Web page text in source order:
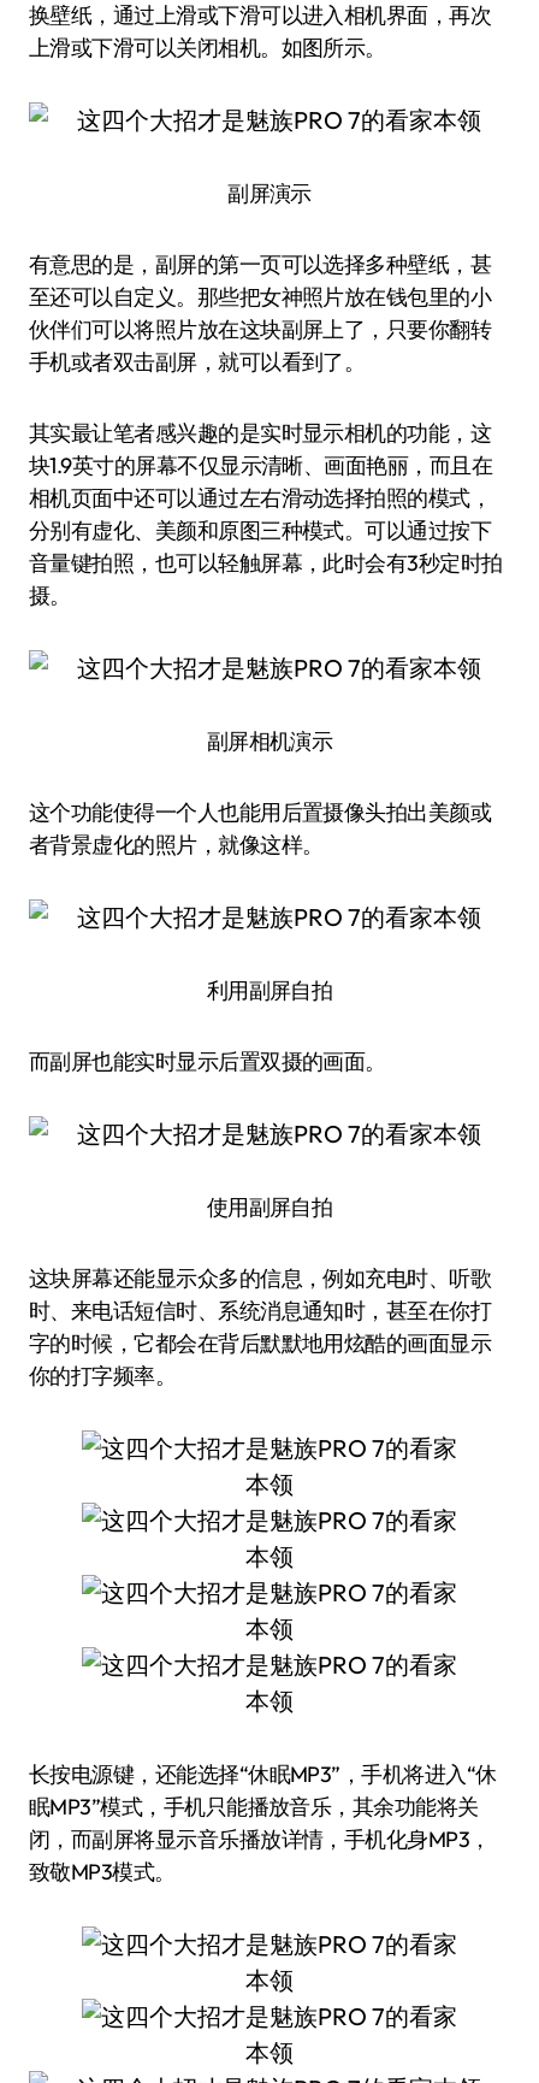
换壁纸，通过上滑或下滑可以进入相机界面，再次
上滑或下滑可以关闭相机。如图所示。
副屏演示
有意思的是，副屏的第一页可以选择多种壁纸，甚
至还可以自定义。那些把女神照片放在钱包里的小
伙伴们可以将照片放在这块副屏上了，只要你翻转
手机或者双击副屏，就可以看到了。
其实最让笔者感兴趣的是实时显示相机的功能，这
块1.9英寸的屏幕不仅显示清晰、画面艳丽，而且在
相机页面中还可以通过左右滑动选择拍照的模式，
分别有虚化、美颜和原图三种模式。可以通过按下
音量键拍照，也可以轻触屏幕，此时会有3秒定时拍
摄。
副屏相机演示
这个功能使得一个人也能用后置摄像头拍出美颜或
者背景虚化的照片，就像这样。
利用副屏自拍
而副屏也能实时显示后置双摄的画面。
使用副屏自拍
这块屏幕还能显示众多的信息，例如充电时、听歌
时、来电话短信时、系统消息通知时，甚至在你打
字的时候，它都会在背后默默地用炫酷的画面显示
你的打字频率。
长按电源键，还能选择“休眠MP3”，手机将进入“休
眠MP3”模式，手机只能播放音乐，其余功能将关
闭，而副屏将显示音乐播放详情，手机化身MP3，
致敬MP3模式。